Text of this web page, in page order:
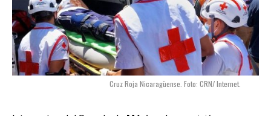
Cruz Roja Nicaragüense. Foto: CRN/ Internet.